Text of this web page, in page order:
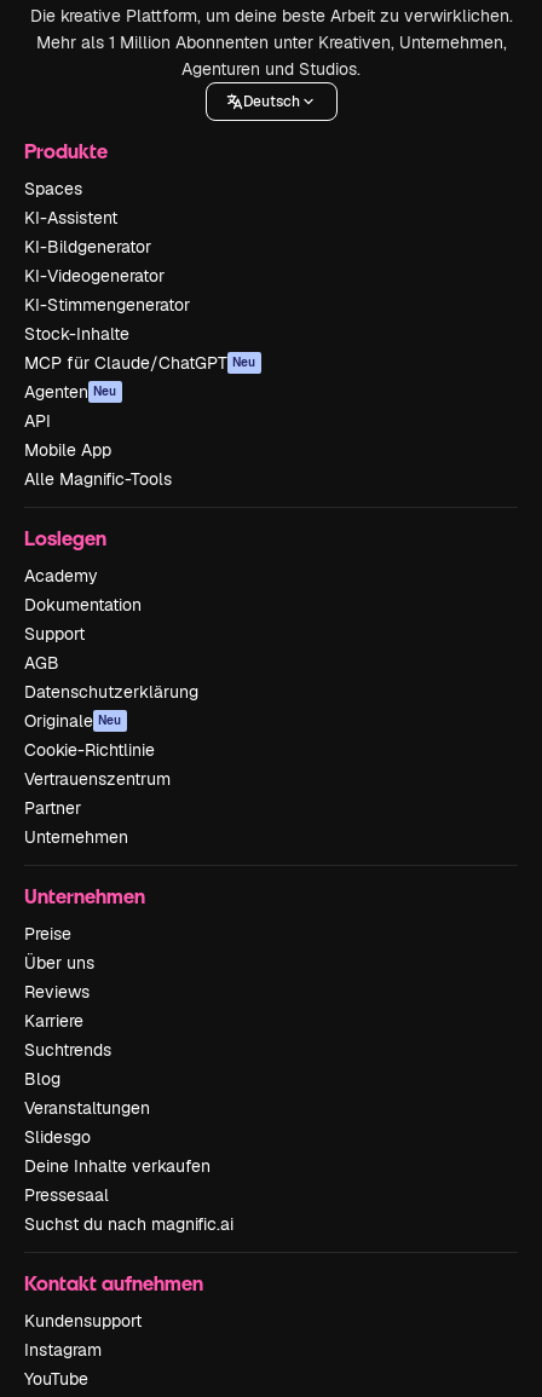
Die kreative Plattform, um deine beste Arbeit zu verwirklichen.
Mehr als 1 Million Abonnenten unter Kreativen, Unternehmen,
Agenturen und Studios.
Deutsch
Produkte
Spaces
KI-Assistent
KI-Bildgenerator
KI-Videogenerator
KI-Stimmengenerator
Stock-Inhalte
MCP für Claude/ChatGPT Neu
Agenten Neu
API
Mobile App
Alle Magnific-Tools
Loslegen
Academy
Dokumentation
Support
AGB
Datenschutzerklärung
Originale Neu
Cookie-Richtlinie
Vertrauenszentrum
Partner
Unternehmen
Unternehmen
Preise
Über uns
Reviews
Karriere
Suchtrends
Blog
Veranstaltungen
Slidesgo
Deine Inhalte verkaufen
Pressesaal
Suchst du nach magnific.ai
Kontakt aufnehmen
Kundensupport
Instagram
YouTube